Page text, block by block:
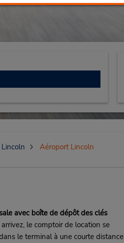
Lincoln Aéroport Lincoln
avec boîte de dépôt des clés
arrivez, le comptoir de location se
le terminal à une courte distance